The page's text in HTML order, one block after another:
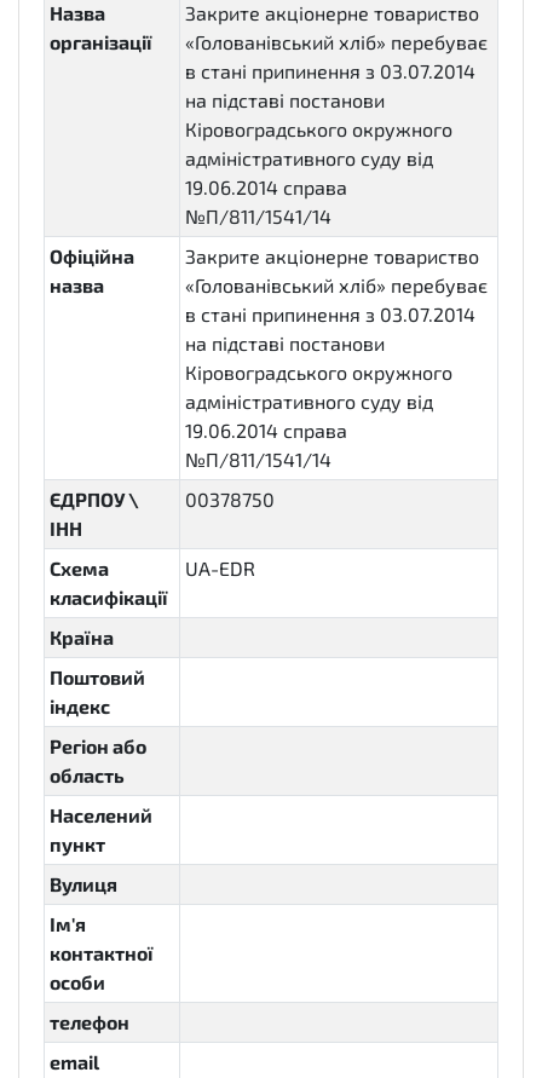
Назва
організації
Закрите акціонерне товариство
«Голованівський хліб» перебуває
в стані припинення з 03.07.2014
на підставі постанови
Кіровоградського окружного
адміністративного суду від
19.06.2014 справа
№П/811/1541/14
Офіційна
назва
Закрите акціонерне товариство
«Голованівський хліб» перебуває
в стані припинення з 03.07.2014
на підставі постанови
Кіровоградського окружного
адміністративного суду від
19.06.2014 справа
№П/811/1541/14
ЄДРПОУ \
ІНН
00378750
Схема
класифікації
UA-EDR
Країна
Поштовий
індекс
Регіон або
область
Населений
пункт
Вулиця
Ім'я
контактної
особи
телефон
email